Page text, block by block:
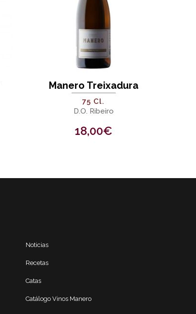
Manero Treixadura
75 Cl.
D.O. Ribeiro
18,00€
Noticias
Recetas
Catas
Catálogo Vinos Manero